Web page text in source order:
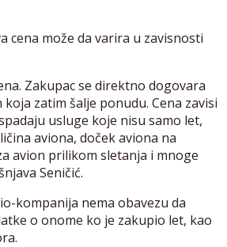
cena može da varira u zavisnosti
Zakupac se direktno dogovara
zatim šalje ponudu. Cena zavisi
usluge koje nisu samo let,
aviona, doček aviona na
avion prilikom sletanja i mnoge
Seničić.
kompanija nema obavezu da
o onome ko je zakupio let, kao